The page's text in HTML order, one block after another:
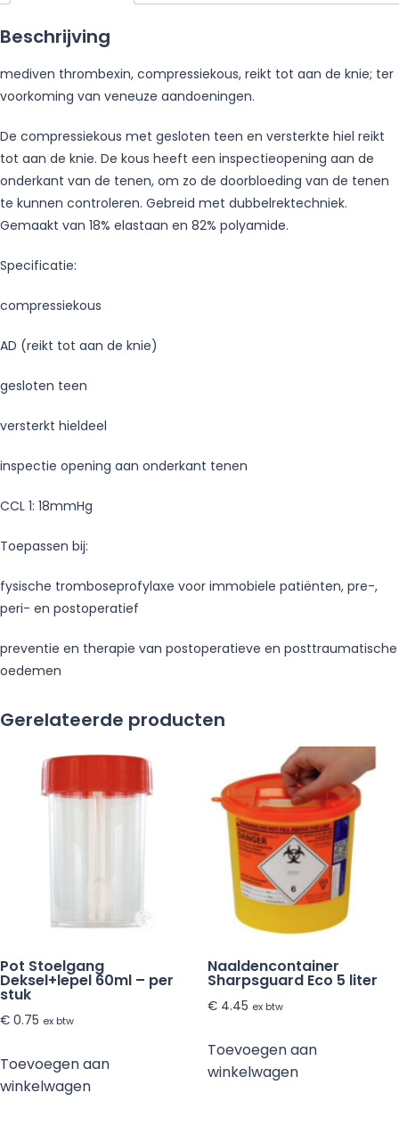
Beschrijving
mediven thrombexin, compressiekous, reikt tot aan de knie; ter
voorkoming van veneuze aandoeningen.
De compressiekous met gesloten teen en versterkte hiel reikt
tot aan de knie. De kous heeft een inspectieopening aan de
onderkant van de tenen, om zo de doorbloeding van de tenen
te kunnen controleren. Gebreid met dubbelrektechniek.
Gemaakt van 18% elastaan en 82% polyamide.
Specificatie:
compressiekous
AD (reikt tot aan de knie)
gesloten teen
versterkt hieldeel
inspectie opening aan onderkant tenen
CCL 1: 18mmHg
Toepassen bij:
fysische tromboseprofylaxe voor immobiele patiënten, pre-,
peri- en postoperatief
preventie en therapie van postoperatieve en posttraumatische
oedemen
Gerelateerde producten
Pot Stoelgang
Deksel+lepel 60ml – per
stuk
€ 0.75 ex btw
Toevoegen aan
winkelwagen
Naaldencontainer
Sharpsguard Eco 5 liter
€4.45 ex btw
Toevoegen aan
winkelwagen